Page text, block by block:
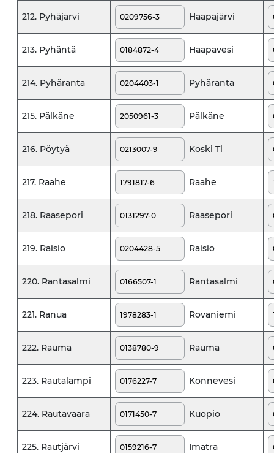
212. Pyhäjärvi Haapajärvi
213. Pyhäntä Haapavesi
214. Pyhäranta Pyhäranta
215. Pälkäne Pälkäne
216. Pöytyä Koski Tl
217. Raahe Raahe
218. Raasepori Raasepori
219. Raisio Raisio
220. Rantasalmi Rantasalmi
221. Ranua Rovaniemi
222. Rauma Rauma
223. Rautalampi Konnevesi
224. Rautavaara Kuopio
225. Rautjärvi Imatra